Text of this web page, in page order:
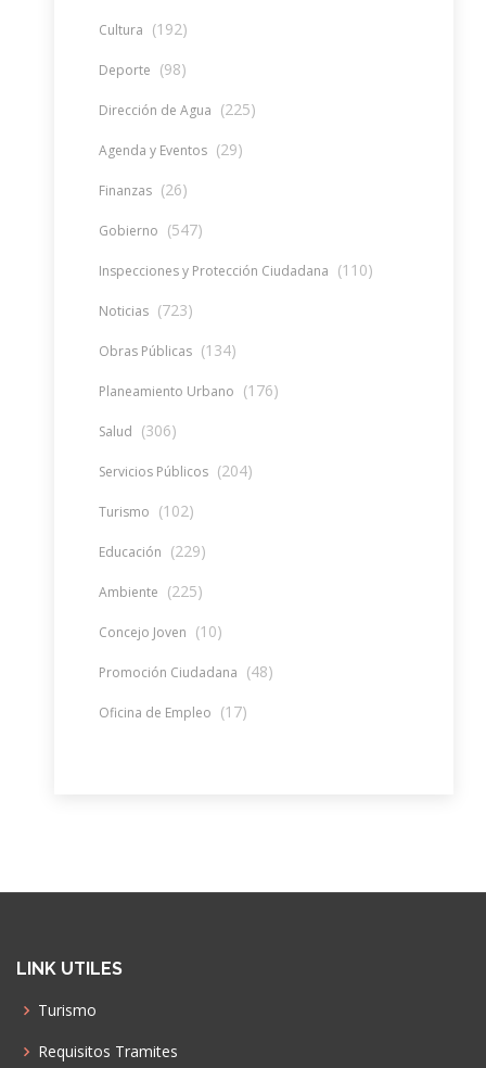
Cultura (192)
Deporte (98)
Dirección de Agua (225)
Agenda y Eventos (29)
Finanzas (26)
Gobierno (547)
Inspecciones y Protección Ciudadana (110)
Noticias (723)
Obras Públicas (134)
Planeamiento Urbano (176)
Salud (306)
Servicios Públicos (204)
Turismo (102)
Educación (229)
Ambiente (225)
Concejo Joven (10)
Promoción Ciudadana (48)
Oficina de Empleo (17)
LINK UTILES
Turismo
Requisitos Tramites